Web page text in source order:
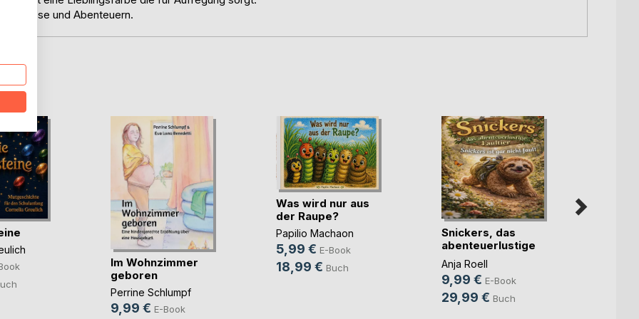
und Abenteuern.
Im Wohnzimmer
geboren
Perrine Schlumpf
9,99 € E-Book
Was wird nur aus
der Raupe?
Papilio Machaon
5,99 € E-Book
18,99 € Buch
Snickers, das
abenteuerlustige
Faultier
Anja Roell
9,99 € E-Book
29,99 € Buch